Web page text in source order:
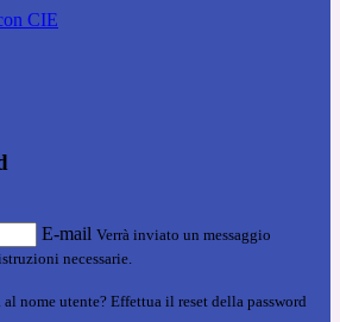
CIE
E-mail Verrà inviato un messaggio
necessarie.
nome utente? Effettua il reset della password